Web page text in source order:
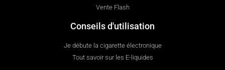
Vente Flash
Conseils d'utilisation
Je débute la cigarette électronique
Tout savoir sur les E-liquides